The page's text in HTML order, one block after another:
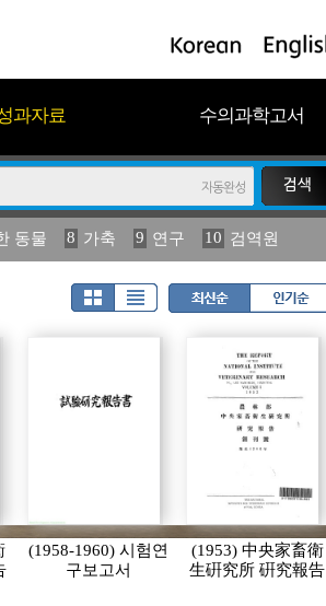
과자료 수의과학고서
동물 8 가축 9 연구 10 검역원
연보 18 농림수산 19 2023
(1958-1960) 시험연
구보고서
(1953) 中央家畜衛
生硏究所 硏究報告